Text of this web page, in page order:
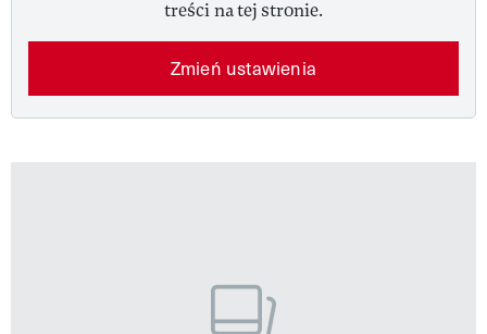
treści na tej stronie.
Zmień ustawienia